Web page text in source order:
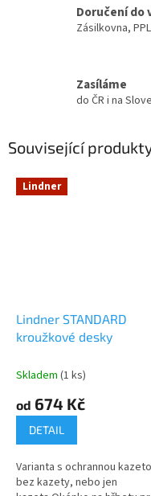
Doručení do
Zásilkovna,
Zasíláme
do ČR i na
Související
Lindner
Lindner STANDARD
kroužkové desky
Skladem (1 ks)
od 674 Kč
DETAIL
Varianta s ochrannou
bez kazety, nebo jen